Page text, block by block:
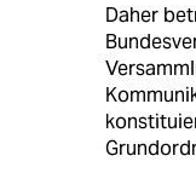
Daher